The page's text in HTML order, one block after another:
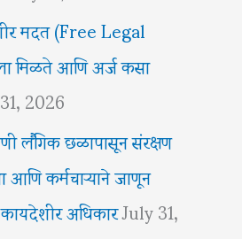
मदत (Free Legal
मिळते आणि अर्ज कसा
2026
लैंगिक छळापासून संरक्षण
कर्मचाऱ्याने जाणून
अधिकारJuly 31,